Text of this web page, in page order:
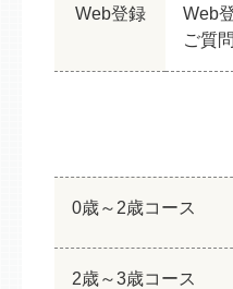
Web登録 Web
ご質
0歳～2歳コース
2歳～3歳コース